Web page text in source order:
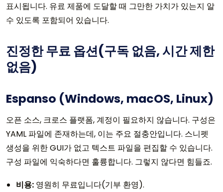
표시됩니다. 유료 제품에 도달할 때 그만한 가치가 있는지 알
수 있도록 포함되어 있습니다.
진정한 무료 옵션(구독 없음, 시간 제한
없음)
Espanso (Windows, macOS, Linux)
오픈 소스, 크로스 플랫폼, 계정이 필요하지 않습니다. 구성은
YAML 파일에 존재하는데, 이는 주요 절충안입니다. 스니펫
생성을 위한 GUI가 없고 텍스트 파일을 편집할 수 있습니다.
구성 파일에 익숙하다면 훌륭합니다. 그렇지 않다면 힘들죠.
비용: 영원히 무료입니다(기부 환영).